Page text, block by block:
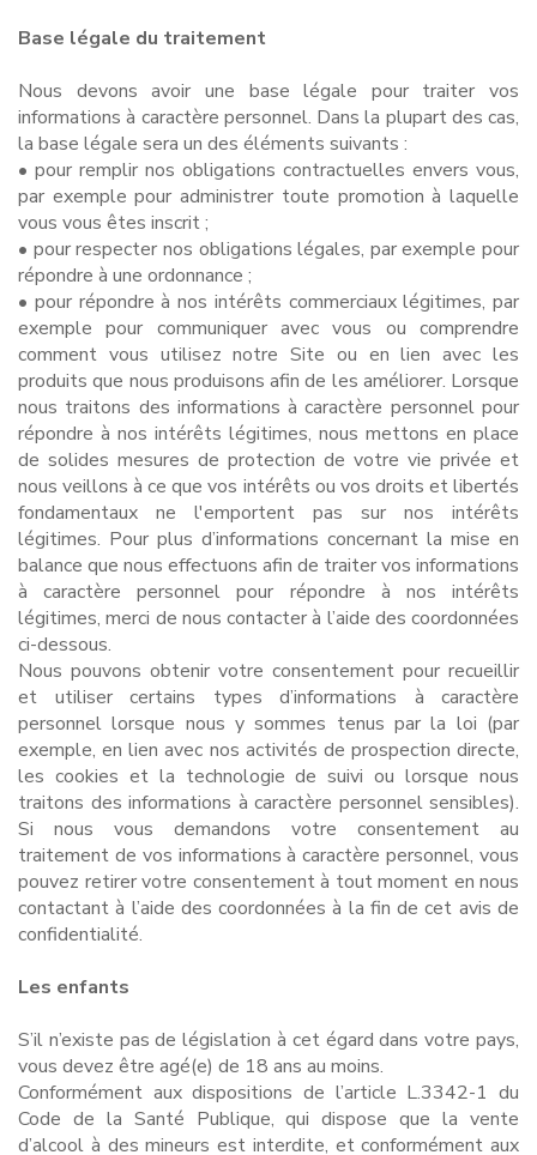
Base légale du traitement
Nous devons avoir une base légale pour traiter vos
informations à caractère personnel. Dans la plupart des cas,
la base légale sera un des éléments suivants :
• pour remplir nos obligations contractuelles envers vous,
par exemple pour administrer toute promotion à laquelle
vous vous êtes inscrit ;
• pour respecter nos obligations légales, par exemple pour
répondre à une ordonnance ;
• pour répondre à nos intérêts commerciaux légitimes, par
exemple pour communiquer avec vous ou comprendre
comment vous utilisez notre Site ou en lien avec les
produits que nous produisons afin de les améliorer. Lorsque
nous traitons des informations à caractère personnel pour
répondre à nos intérêts légitimes, nous mettons en place
de solides mesures de protection de votre vie privée et
nous veillons à ce que vos intérêts ou vos droits et libertés
fondamentaux ne l'emportent pas sur nos intérêts
légitimes. Pour plus d’informations concernant la mise en
balance que nous effectuons afin de traiter vos informations
à caractère personnel pour répondre à nos intérêts
légitimes, merci de nous contacter à l’aide des coordonnées
ci-dessous.
Nous pouvons obtenir votre consentement pour recueillir
et utiliser certains types d’informations à caractère
personnel lorsque nous y sommes tenus par la loi (par
exemple, en lien avec nos activités de prospection directe,
les cookies et la technologie de suivi ou lorsque nous
traitons des informations à caractère personnel sensibles).
Si nous vous demandons votre consentement au
traitement de vos informations à caractère personnel, vous
pouvez retirer votre consentement à tout moment en nous
contactant à l’aide des coordonnées à la fin de cet avis de
confidentialité.
Les enfants
S’il n’existe pas de législation à cet égard dans votre pays,
vous devez être agé(e) de 18 ans au moins.
Conformément aux dispositions de l’article L.3342-1 du
Code de la Santé Publique, qui dispose que la vente
d’alcool à des mineurs est interdite, et conformément aux